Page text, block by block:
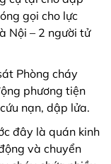
gọi cho lực
Nội – 2 người tử
Phòng cháy
phương tiện
nạn, dập lửa.
đây là quán kinh
và chuyển